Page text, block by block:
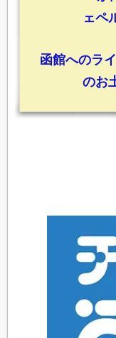
ェペ
函館へのラ
のお